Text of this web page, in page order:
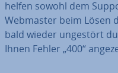
helfen sowohl dem
Webmaster beim Lösen
bald wieder ungestört
Ihnen Fehler „400“